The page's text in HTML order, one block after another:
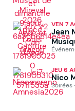
VEN 7
Jean
JEU 6
Nico
Soirées